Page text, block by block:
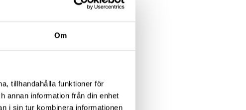
Om
tillhandahålla funktioner för
annan information från din enhet
i sin tur kombinera informationen